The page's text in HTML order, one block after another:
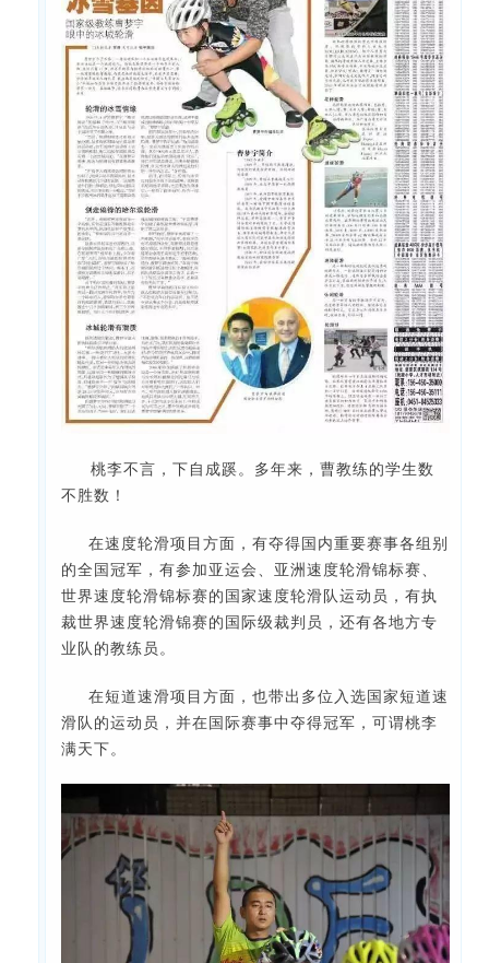
桃李不言，下自成蹊。 多年来，曹教练的学生数
不胜数！
在速度轮滑项目方面，有夺得国内重要赛事各组别
的全国冠军，有参加亚运会、亚洲速度轮滑锦标赛、
世界速度轮滑锦标赛的国家速度轮滑队运动员，有执
裁世界速度轮滑锦赛的国际级裁判员，还有各地方专
业队的教练员。
在短道速滑项目方面，也带出多位入选国家短道速
滑队的运动员，并在国际赛事中夺得冠军，可谓桃李
满天下。